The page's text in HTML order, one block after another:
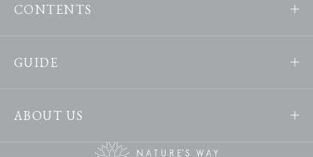
CONTENTS
GUIDE
ABOUT US